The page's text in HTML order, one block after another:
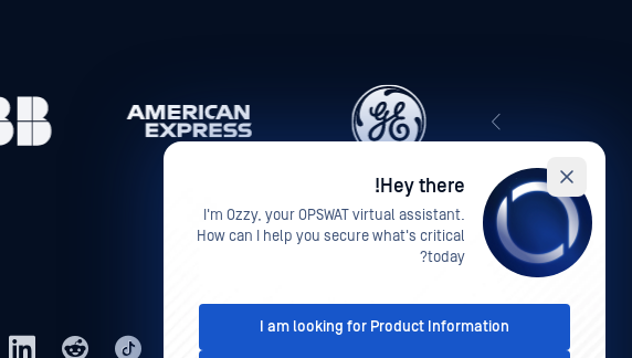
Hey there!
I'm Ozzy, your OPSWAT virtual assistant.
How can I help you secure what's critical
today?
I am looking for Product Information